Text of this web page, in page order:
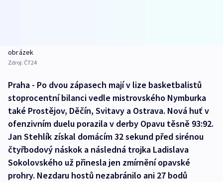
obrázek
Zdroj: ČT24
Praha - Po dvou zápasech mají v lize basketbalistů
stoprocentní bilanci vedle mistrovského Nymburka
také Prostějov, Děčín, Svitavy a Ostrava. Nová huť v
ofenzivním duelu porazila v derby Opavu těsně 93:92.
Jan Stehlík získal domácím 32 sekund před sirénou
čtyřbodový náskok a následná trojka Ladislava
Sokolovského už přinesla jen zmírnění opavské
prohry. Nezdaru hostů nezabránilo ani 27 bodů